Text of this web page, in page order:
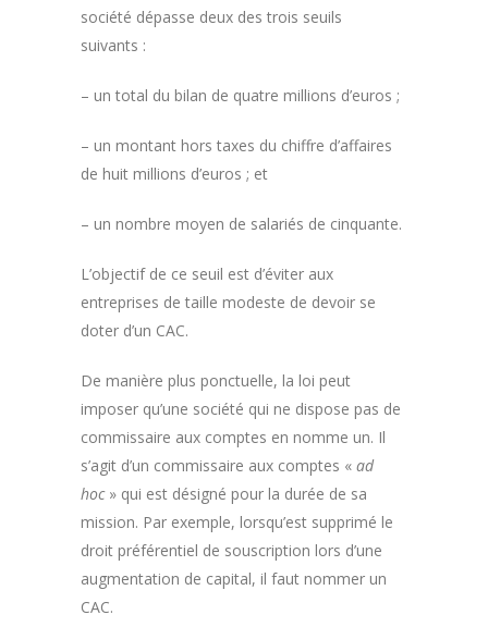
société dépasse deux des trois seuils
suivants :
– un total du bilan de quatre millions d’euros ;
– un montant hors taxes du chiffre d’affaires
de huit millions d’euros ; et
– un nombre moyen de salariés de cinquante.
L’objectif de ce seuil est d’éviter aux
entreprises de taille modeste de devoir se
doter d’un CAC.
De manière plus ponctuelle, la loi peut
imposer qu’une société qui ne dispose pas de
commissaire aux comptes en nomme un. Il
s’agit d’un commissaire aux comptes « ad
hoc» qui est désigné pour la durée de sa
mission. Par exemple, lorsqu’est supprimé le
droit préférentiel de souscription lors d’une
augmentation de capital, il faut nommer un
CAC.